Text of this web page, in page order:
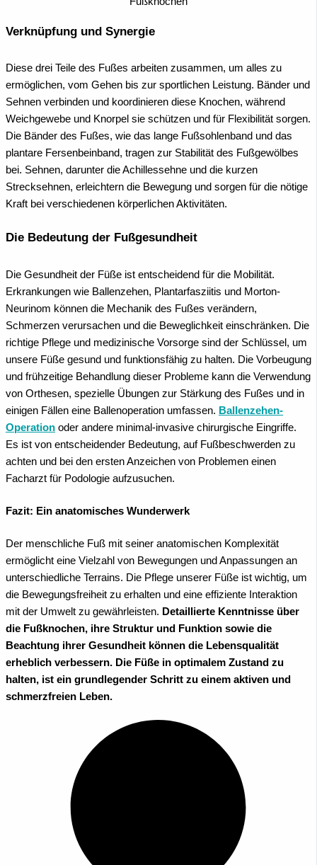
Verknüpfung und Synergie
Diese drei Teile des Fußes arbeiten zusammen, um alles zu
ermöglichen, vom Gehen bis zur sportlichen Leistung. Bänder und
Sehnen verbinden und koordinieren diese Knochen, während
Weichgewebe und Knorpel sie schützen und für Flexibilität sorgen.
Die Bänder des Fußes, wie das lange Fußsohlenband und das
plantare Fersenbeinband, tragen zur Stabilität des Fußgewölbes
bei. Sehnen, darunter die Achillessehne und die kurzen
Strecksehnen, erleichtern die Bewegung und sorgen für die nötige
Kraft bei verschiedenen körperlichen Aktivitäten.
Die Bedeutung der Fußgesundheit
Die Gesundheit der Füße ist entscheidend für die Mobilität.
Erkrankungen wie Ballenzehen, Plantarfasziitis und Morton-
Neurinom können die Mechanik des Fußes verändern,
Schmerzen verursachen und die Beweglichkeit einschränken. Die
richtige Pflege und medizinische Vorsorge sind der Schlüssel, um
unsere Füße gesund und funktionsfähig zu halten. Die Vorbeugung
und frühzeitige Behandlung dieser Probleme kann die Verwendung
von Orthesen, spezielle Übungen zur Stärkung des Fußes und in
einigen Fällen eine Ballenoperation umfassen. Ballenzehen-
Operation oder andere minimal-invasive chirurgische Eingriffe.
Es ist von entscheidender Bedeutung, auf Fußbeschwerden zu
achten und bei den ersten Anzeichen von Problemen einen
Facharzt für Podologie aufzusuchen.
Fazit: Ein anatomisches Wunderwerk
Der menschliche Fuß mit seiner anatomischen Komplexität
ermöglicht eine Vielzahl von Bewegungen und Anpassungen an
unterschiedliche Terrains. Die Pflege unserer Füße ist wichtig, um
die Bewegungsfreiheit zu erhalten und eine effiziente Interaktion
mit der Umwelt zu gewährleisten. Detaillierte Kenntnisse über
die Fußknochen, ihre Struktur und Funktion sowie die
Beachtung ihrer Gesundheit können die Lebensqualität
erheblich verbessern. Die Füße in optimalem Zustand zu
halten, ist ein grundlegender Schritt zu einem aktiven und
schmerzfreien Leben.